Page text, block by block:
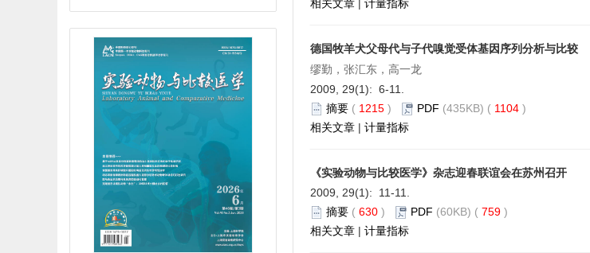
相关文章 | 计量指标
德国牧羊犬父母代与子代嗅觉受体基因序列分析与比较
缪勤，张汇东，高一龙
2009, 29(1): 6-11.
摘要 ( 1215 ) PDF (435KB) ( 1104 )
相关文章 | 计量指标
《实验动物与比较医学》杂志迎春联谊会在苏州召开
2009, 29(1): 11-11.
摘要 ( 630 ) PDF (60KB) ( 759 )
相关文章 | 计量指标